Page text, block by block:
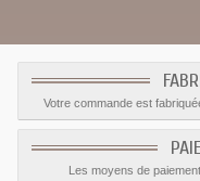
Votre commande est
Les moyens de